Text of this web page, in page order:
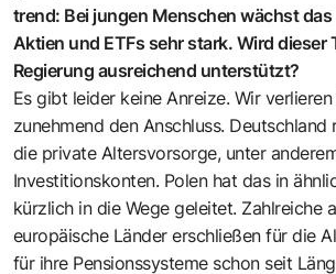
trend: Bei jungen Menschen wächst das
Aktien und ETFs sehr stark. Wird dieser
Regierung ausreichend unterstützt?
Es gibt leider keine Anreize. Wir
zunehmend den Anschluss.
die private Altersvorsorge, unter
Investitionskonten. Polen hat das in
kürzlich in die Wege geleitet. Zahlreiche
europäische Länder erschließen für die
für ihre Pensionssysteme schon seit